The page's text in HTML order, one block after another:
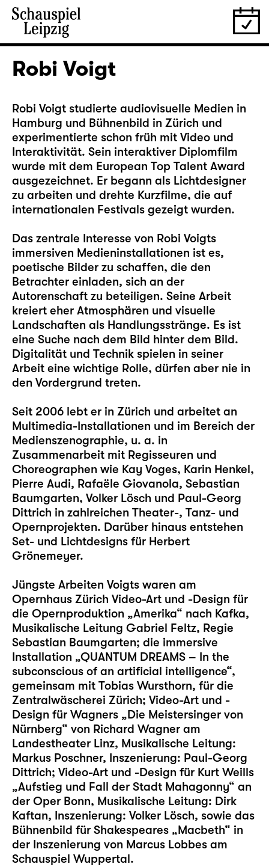
Robi Voigt
Robi Voigt studierte audiovisuelle Medien in
Hamburg und Bühnenbild in Zürich und
experimentierte schon früh mit Video und
Interaktivität. Sein interaktiver Diplomfilm
wurde mit dem European Top Talent Award
ausgezeichnet. Er begann als Lichtdesigner
zu arbeiten und drehte Kurzfilme, die auf
internationalen Festivals gezeigt wurden.
Das zentrale Interesse von Robi Voigts
immersiven Medieninstallationen ist es,
poetische Bilder zu schaffen, die den
Betrachter einladen, sich an der
Autorenschaft zu beteiligen. Seine Arbeit
kreiert eher Atmosphären und visuelle
Landschaften als Handlungsstränge. Es ist
eine Suche nach dem Bild hinter dem Bild.
Digitalität und Technik spielen in seiner
Arbeit eine wichtige Rolle, dürfen aber nie in
den Vordergrund treten.
Seit 2006 lebt er in Zürich und arbeitet an
Multimedia-Installationen und im Bereich der
Medienszenographie, u. a. in
Zusammenarbeit mit Regisseuren und
Choreographen wie Kay Voges, Karin Henkel,
Pierre Audi, Rafaële Giovanola, Sebastian
Baumgarten, Volker Lösch und Paul-Georg
Dittrich in zahlreichen Theater-, Tanz- und
Opernprojekten. Darüber hinaus entstehen
Set- und Lichtdesigns für Herbert
Grönemeyer.
Jüngste Arbeiten Voigts waren am
Opernhaus Zürich Video-Art und -Design für
die Opernproduktion „Amerika“ nach Kafka,
Musikalische Leitung Gabriel Feltz, Regie
Sebastian Baumgarten; die immersive
Installation „QUANTUM DREAMS – In the
subconscious of an artificial intelligence“,
gemeinsam mit Tobias Wursthorn, für die
Zentralwäscherei Zürich; Video-Art und -
Design für Wagners „Die Meistersinger von
Nürnberg“ von Richard Wagner am
Landestheater Linz, Musikalische Leitung:
Markus Poschner, Inszenierung: Paul-Georg
Dittrich; Video-Art und -Design für Kurt Weills
„Aufstieg und Fall der Stadt Mahagonny“ an
der Oper Bonn, Musikalische Leitung: Dirk
Kaftan, Inszenierung: Volker Lösch, sowie das
Bühnenbild für Shakespeares „Macbeth“ in
der Inszenierung von Marcus Lobbes am
Schauspiel Wuppertal.